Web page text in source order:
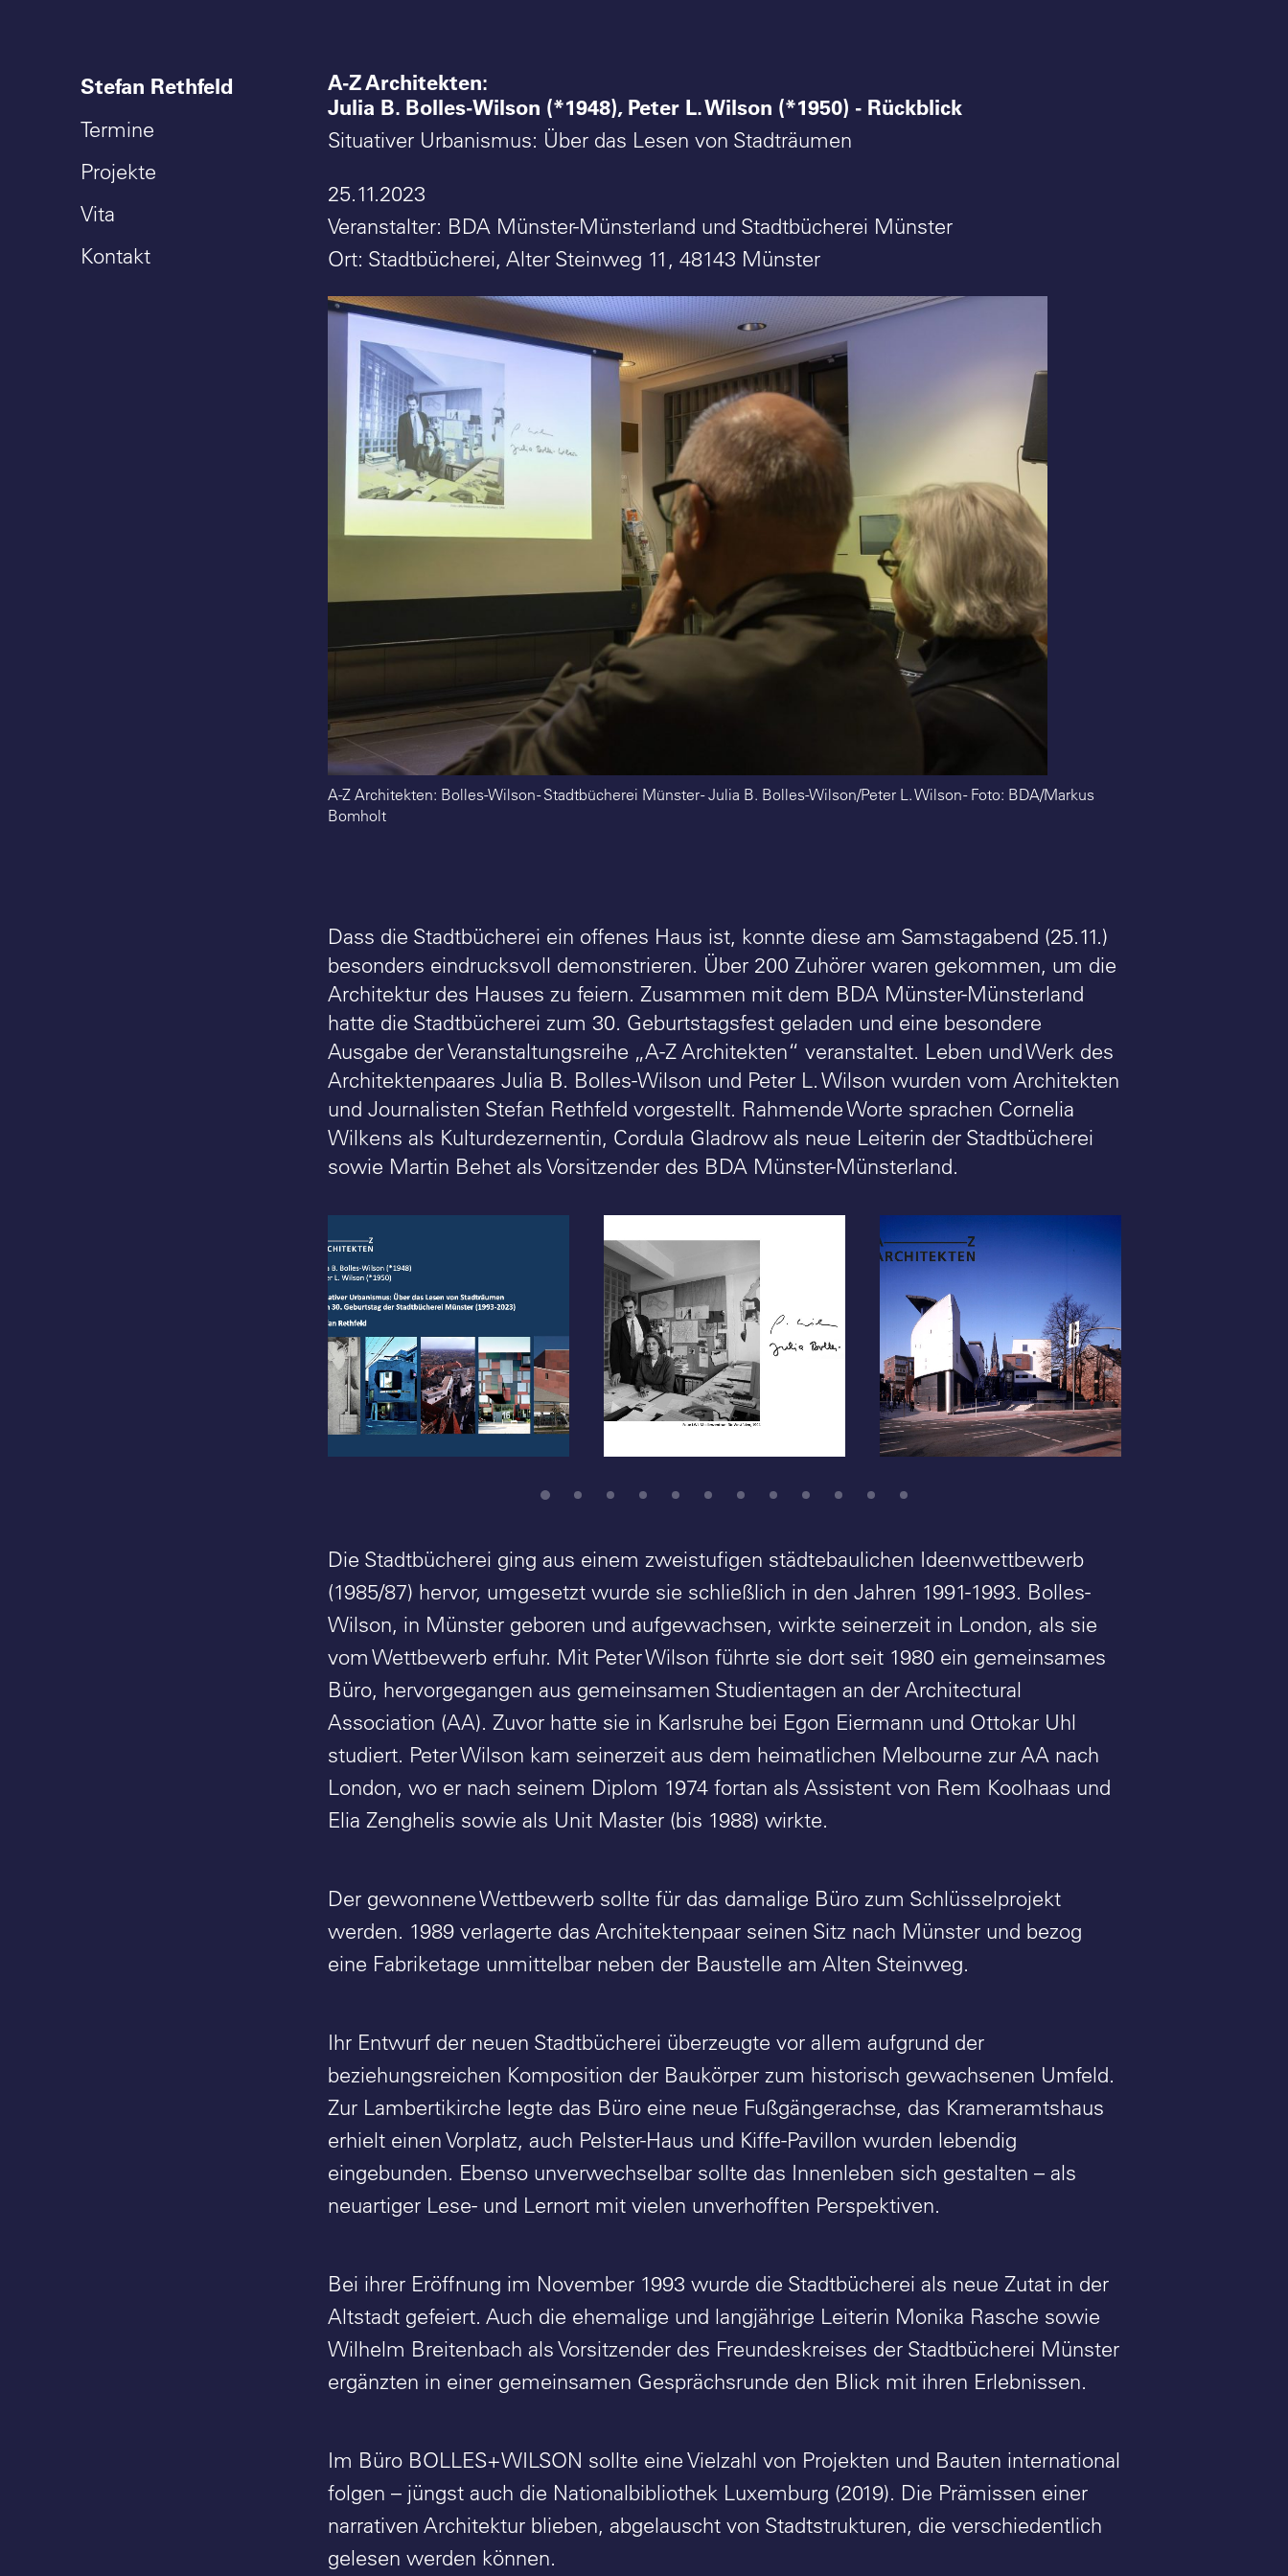
Stefan Rethfeld
Termine
Projekte
Vita
Kontakt
A-Z Architekten:
Julia B. Bolles-Wilson (*1948), Peter L. Wilson (*1950) - Rückblick
Situativer Urbanismus: Über das Lesen von Stadträumen
25.11.2023
Veranstalter: BDA Münster-Münsterland und Stadtbücherei Münster
Ort: Stadtbücherei, Alter Steinweg 11, 48143 Münster
A-Z Architekten: Bolles-Wilson - Stadtbücherei Münster - Julia B. Bolles-Wilson/Peter L. Wilson - Foto: BDA/Markus
Bomholt
Dass die Stadtbücherei ein offenes Haus ist, konnte diese am Samstagabend (25.11.)
besonders eindrucksvoll demonstrieren. Über 200 Zuhörer waren gekommen, um die
Architektur des Hauses zu feiern. Zusammen mit dem BDA Münster-Münsterland
hatte die Stadtbücherei zum 30. Geburtstagsfest geladen und eine besondere
Ausgabe der Veranstaltungsreihe „A-Z Architekten“ veranstaltet. Leben und Werk des
Architektenpaares Julia B. Bolles-Wilson und Peter L. Wilson wurden vom Architekten
und Journalisten Stefan Rethfeld vorgestellt. Rahmende Worte sprachen Cornelia
Wilkens als Kulturdezernentin, Cordula Gladrow als neue Leiterin der Stadtbücherei
sowie Martin Behet als Vorsitzender des BDA Münster-Münsterland.
A-Z Architekten: Bolles-
Wilson - Stadtbücherei
Münster - Vortrag Stefan
Rethfeld
A-Z Architekten: Bolles-
Wilson - Julia B. Bolles-
Wilson und Peter L.
Wilson, im Büro Alter
Steinweg, Münster, 1994
A-Z Architekten: Bolles-
Wilson - Stadtbücherei
Münster - Foto: Christian
Richters
Die Stadtbücherei ging aus einem zweistufigen städtebaulichen Ideenwettbewerb
(1985/87) hervor, umgesetzt wurde sie schließlich in den Jahren 1991-1993. Bolles-
Wilson, in Münster geboren und aufgewachsen, wirkte seinerzeit in London, als sie
vom Wettbewerb erfuhr. Mit Peter Wilson führte sie dort seit 1980 ein gemeinsames
Büro, hervorgegangen aus gemeinsamen Studientagen an der Architectural
Association (AA). Zuvor hatte sie in Karlsruhe bei Egon Eiermann und Ottokar Uhl
studiert. Peter Wilson kam seinerzeit aus dem heimatlichen Melbourne zur AA nach
London, wo er nach seinem Diplom 1974 fortan als Assistent von Rem Koolhaas und
Elia Zenghelis sowie als Unit Master (bis 1988) wirkte.
Der gewonnene Wettbewerb sollte für das damalige Büro zum Schlüsselprojekt
werden. 1989 verlagerte das Architektenpaar seinen Sitz nach Münster und bezog
eine Fabriketage unmittelbar neben der Baustelle am Alten Steinweg.
Ihr Entwurf der neuen Stadtbücherei überzeugte vor allem aufgrund der
beziehungsreichen Komposition der Baukörper zum historisch gewachsenen Umfeld.
Zur Lambertikirche legte das Büro eine neue Fußgängerachse, das Krameramtshaus
erhielt einen Vorplatz, auch Pelster-Haus und Kiffe-Pavillon wurden lebendig
eingebunden. Ebenso unverwechselbar sollte das Innenleben sich gestalten – als
neuartiger Lese- und Lernort mit vielen unverhofften Perspektiven.
Bei ihrer Eröffnung im November 1993 wurde die Stadtbücherei als neue Zutat in der
Altstadt gefeiert. Auch die ehemalige und langjährige Leiterin Monika Rasche sowie
Wilhelm Breitenbach als Vorsitzender des Freundeskreises der Stadtbücherei Münster
ergänzten in einer gemeinsamen Gesprächsrunde den Blick mit ihren Erlebnissen.
Im Büro BOLLES+WILSON sollte eine Vielzahl von Projekten und Bauten international
folgen – jüngst auch die Nationalbibliothek Luxemburg (2019). Die Prämissen einer
narrativen Architektur blieben, abgelauscht von Stadtstrukturen, die verschiedentlich
gelesen werden können.